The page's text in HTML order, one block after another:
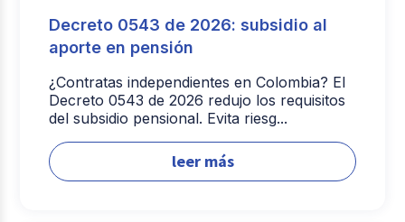
Decreto 0543 de 2026: subsidio al
aporte en pensión
¿Contratas independientes en Colombia? El
Decreto 0543 de 2026 redujo los requisitos
del subsidio pensional. Evita riesg...
leer más